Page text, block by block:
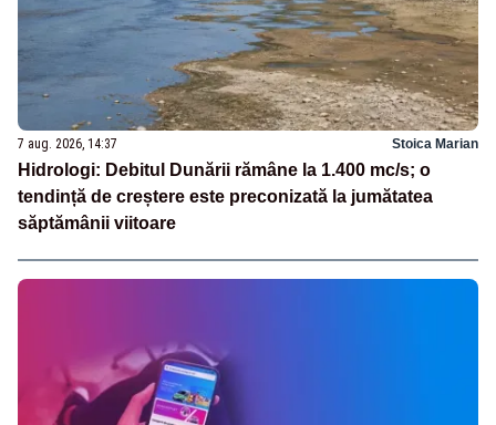
7 aug. 2026, 14:37 Stoica Marian
Hidrologi: Debitul Dunării rămâne la 1.400 mc/s; o
tendință de creștere este preconizată la jumătatea
săptămânii viitoare